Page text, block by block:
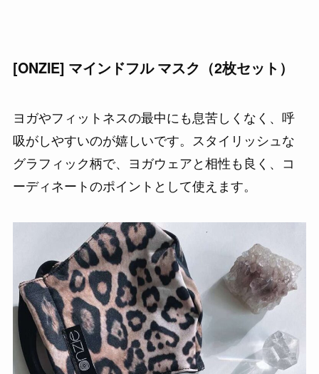
[ONZIE] マインドフル マスク（2枚セット）
ヨガやフィットネスの最中にも息苦しくなく、呼
吸がしやすいのが嬉しいです。スタイリッシュな
グラフィック柄で、ヨガウェアと相性も良く、コ
ーディネートのポイントとして使えます。